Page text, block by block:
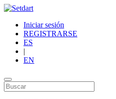
Iniciar sesión
REGISTRARSE
ES
|
EN